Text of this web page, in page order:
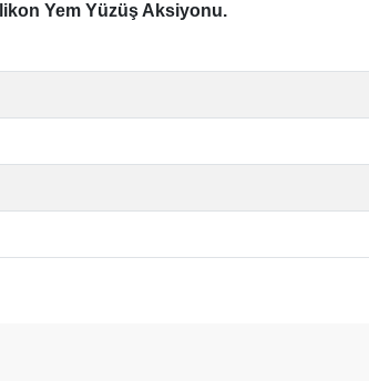
Yem Yüzüş Aksiyonu.